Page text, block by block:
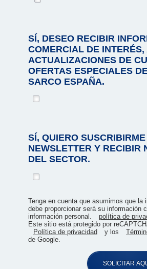
SÍ, DESEO RECIBIR
COMERCIAL DE
ACTUALIZACIONES DE
OFERTAS ESPECIALES
SARCO ESPAÑA.
SÍ, QUIERO
NEWSLETTER Y RECIBIR
DEL SECTOR.
Tenga en cuenta que asumimos que la
debe proporcionar será su información
información personal.
política de
Este sitio está protegido por
Política de privacidad
y los
de Google.
SOLICITAR